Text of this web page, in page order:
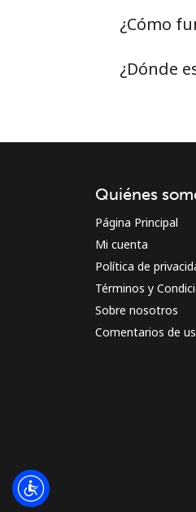
¿Cómo
¿Dónde
Quiénes
Página Principal
Mi cuenta
Política de
Términos y
Sobre nosotros
Comentarios de